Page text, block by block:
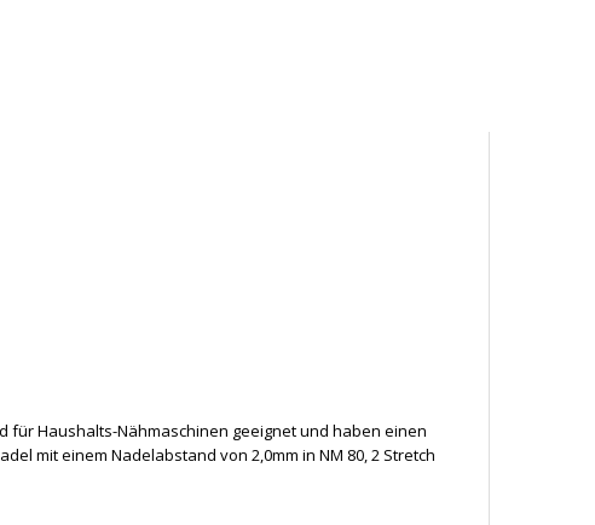
für Haushalts-Nähmaschinen geeignet und haben einen
mit einem Nadelabstand von 2,0mm in NM 80, 2 Stretch